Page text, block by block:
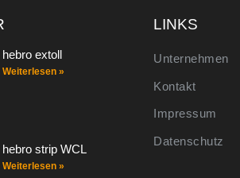
hebro extoll
Weiterlesen »
hebro strip WCL
Weiterlesen »
LINKS
Unternehmen
Kontakt
Impressum
Datenschutz